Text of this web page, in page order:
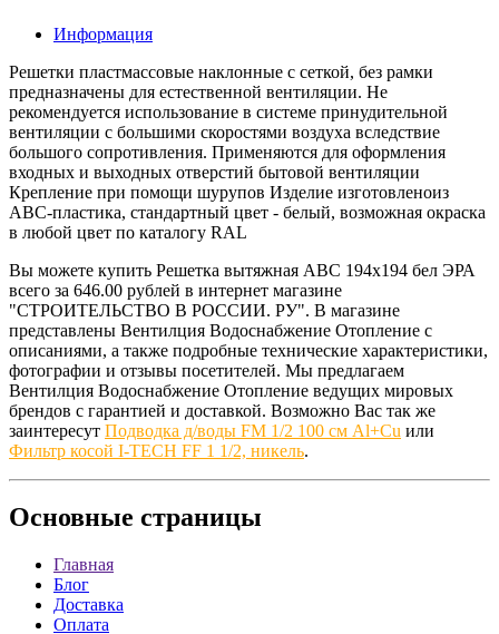
Информация
Решетки пластмассовые наклонные с сеткой, без рамки
предназначены для естественной вентиляции. Не
рекомендуется использование в системе принудительной
вентиляции с большими скоростями воздуха вследствие
большого сопротивления. Применяются для оформления
входных и выходных отверстий бытовой вентиляции
Крепление при помощи шурупов Изделие изготовленоиз
АВС-пластика, стандартный цвет - белый, возможная окраска
в любой цвет по каталогу RAL
Вы можете купить Решетка вытяжная АВС 194х194 бел ЭРА
всего за 646.00 рублей в интернет магазине
"СТРОИТЕЛЬСТВО В РОССИИ. РУ". В магазине
представлены Вентилция Водоснабжение Отопление с
описаниями, а также подробные технические характеристики,
фотографии и отзывы посетителей. Мы предлагаем
Вентилция Водоснабжение Отопление ведущих мировых
брендов с гарантией и доставкой. Возможно Вас так же
заинтересут Подводка д/воды FM 1/2 100 см Al+Cu или
Фильтр косой I-TECH FF 1 1/2, никель.
Основные страницы
Главная
Блог
Доставка
Оплата